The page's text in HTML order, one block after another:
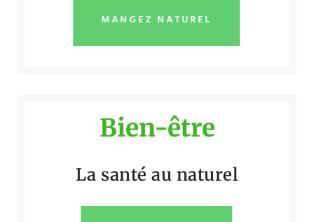
MANGEZ NATUREL
Bien-être
La santé au naturel